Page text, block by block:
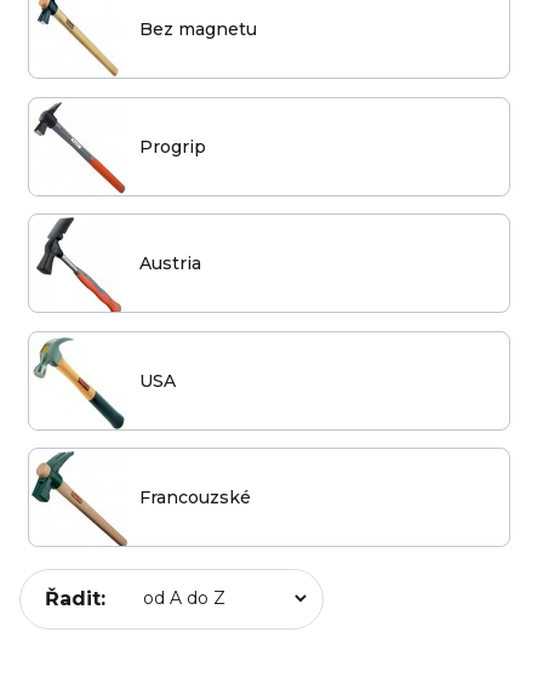
Bez magnetu
Progrip
Austria
USA
Francouzské
Řadit: